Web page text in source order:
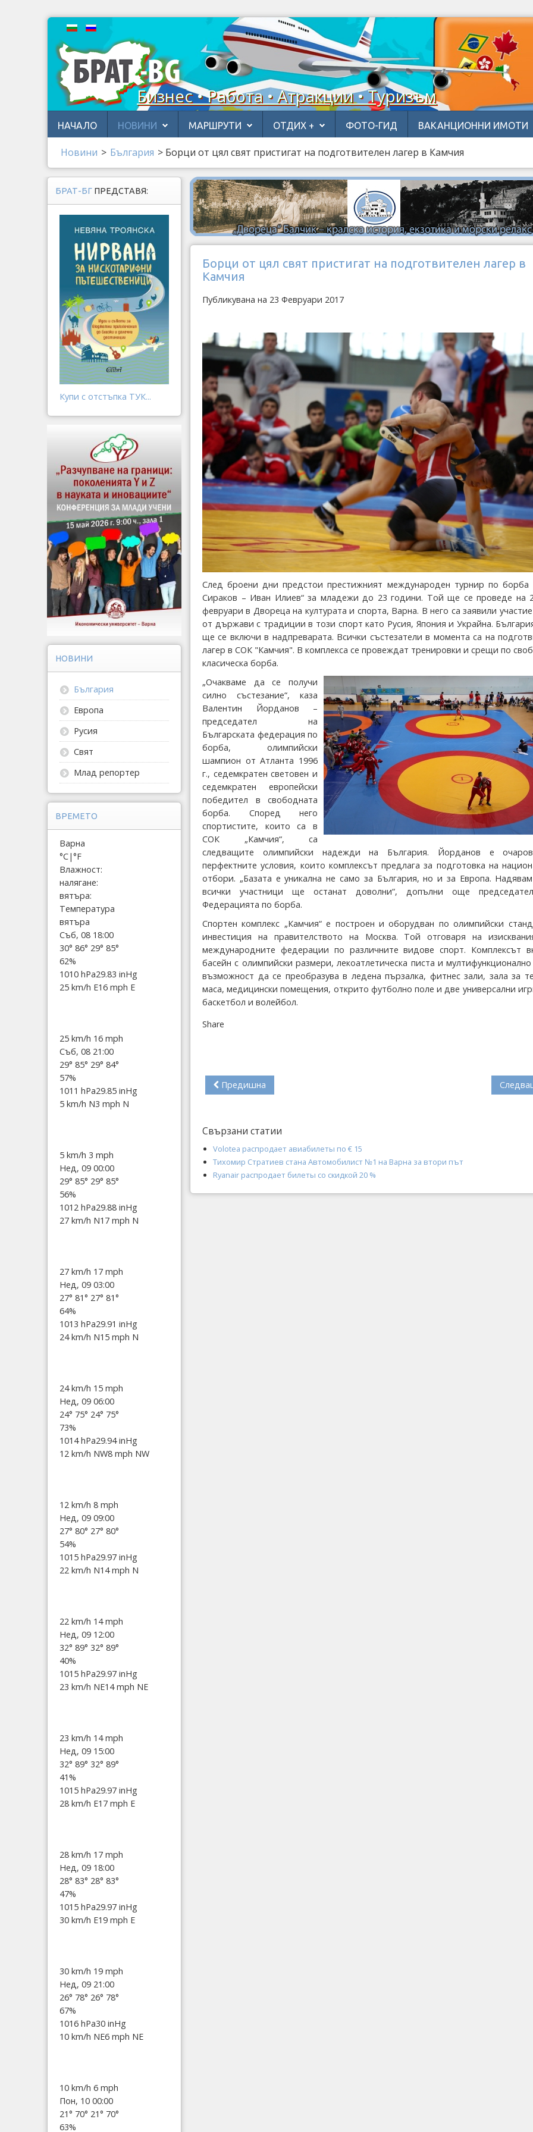
Бизнес • Работа • Атракции • Туризъм
НАЧАЛО НОВИНИ МАРШРУТИ ОТДИХ + ФОТО-ГИД ВАКАНЦИОННИ ИМОТИ
Новини > България > Борци от цял свят пристигат на подготвителен лагер в Камчия
Борци от цял свят пристигат на подготвителен лагер в
Камчия
Публикувана на 23 Февруари 2017
След броени дни предстои престижният международен турнир по борба
Сираков – Иван Илиев“ за младежи до 23 години. Той ще се проведе на
февруари в Двореца на културата и спорта, Варна. В него са заявили
от държави с традиции в този спорт като Русия, Япония и Украйна.
ще се включи в надпреварата. Всички състезатели в момента са на
лагер в СОК "Камчия". В комплекса се провеждат тренировки и срещи по
класическа борба.
„Очакваме да се получи
силно състезание“, каза
Валентин Йорданов –
председател на
Българската федерация по
борба, олимпийски
шампион от Атланта 1996
г., седемкратен световен и
седемкратен европейски
победител в свободната
борба. Според него
спортистите, които са в
СОК „Камчия“, са
следващите олимпийски надежди на България. Йорданов е
перфектните условия, които комплексът предлага за подготовка на
отбори. „Базата е уникална не само за България, но и за Европа.
всички участници ще останат доволни“, допълни още
Федерацията по борба.
Спортен комплекс „Камчия“ е построен и оборудван по олимпийски
инвестиция на правителството на Москва. Той отговаря на
международните федерации по различните видове спорт. Комплексът
басейн с олимпийски размери, лекоатлетическа писта и
възможност да се преобразува в ледена пързалка, фитнес зали, зала за
маса, медицински помещения, открито футболно поле и две универсални
баскетбол и волейбол.
Share
Предишна
Свързани статии
Volotea распродает авиабилеты по € 15
Тихомир Стратиев стана Автомобилист №1 на Варна за втори път
Ryanair распродает билеты со скидкой 20 %
БРАТ-БГ ПРЕДСТАВЯ:
Купи с отстъпка ТУК...
НОВИНИ
България
Европа
Русия
Свят
Млад репортер
ВРЕМЕТО
Варна
°C|°F
Влажност:
налягане:
вятъра:
Температура
вятъра
Съб, 08 18:00
30° 86° 29° 85°
62%
1010 hPa29.83 inHg
25 km/h E16 mph E
25 km/h 16 mph
Съб, 08 21:00
29° 85° 29° 84°
57%
1011 hPa29.85 inHg
5 km/h N3 mph N
5 km/h 3 mph
Нед, 09 00:00
29° 85° 29° 85°
56%
1012 hPa29.88 inHg
27 km/h N17 mph N
27 km/h 17 mph
Нед, 09 03:00
27° 81° 27° 81°
64%
1013 hPa29.91 inHg
24 km/h N15 mph N
24 km/h 15 mph
Нед, 09 06:00
24° 75° 24° 75°
73%
1014 hPa29.94 inHg
12 km/h NW8 mph NW
12 km/h 8 mph
Нед, 09 09:00
27° 80° 27° 80°
54%
1015 hPa29.97 inHg
22 km/h N14 mph N
22 km/h 14 mph
Нед, 09 12:00
32° 89° 32° 89°
40%
1015 hPa29.97 inHg
23 km/h NE14 mph NE
23 km/h 14 mph
Нед, 09 15:00
32° 89° 32° 89°
41%
1015 hPa29.97 inHg
28 km/h E17 mph E
28 km/h 17 mph
Нед, 09 18:00
28° 83° 28° 83°
47%
1015 hPa29.97 inHg
30 km/h E19 mph E
30 km/h 19 mph
Нед, 09 21:00
26° 78° 26° 78°
67%
1016 hPa30 inHg
10 km/h NE6 mph NE
10 km/h 6 mph
Пон, 10 00:00
21° 70° 21° 70°
63%